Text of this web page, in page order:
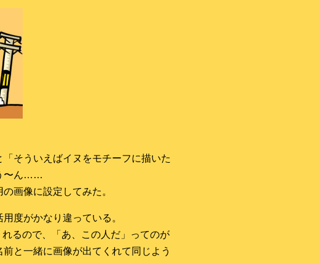
そういえばイヌをモチーフに描いた
〜ん……
画像に設定してみた。
度がかなり違っている。
るので、「あ、この人だ」ってのが
と一緒に画像が出てくれて同じよう